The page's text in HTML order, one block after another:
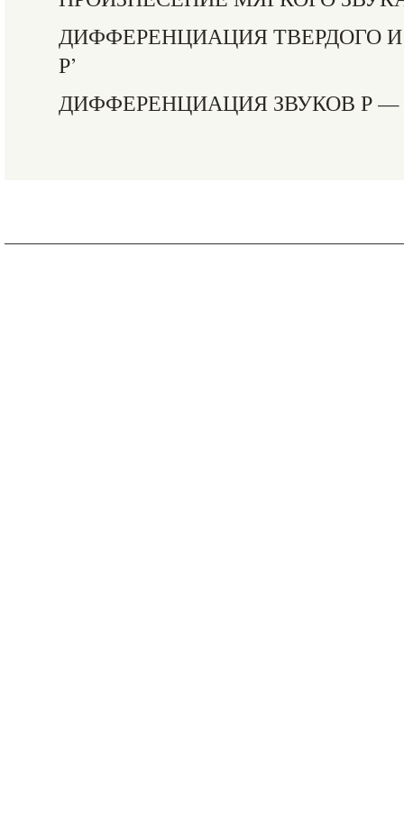
ДИФФЕРЕНЦИАЦИЯ ТВЕРДОГО
Р’
ДИФФЕРЕНЦИАЦИЯ ЗВУКОВ Р —